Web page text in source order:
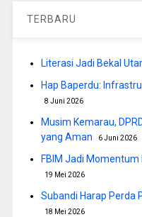
TERBARU
Literasi Jadi Bekal
Hap Baperdu:
8 Juni 2026
Musim Kemarau,
yang Aman
6 Juni 2026
FBIM Jadi
19 Mei 2026
Subandi Harap Perda
18 Mei 2026